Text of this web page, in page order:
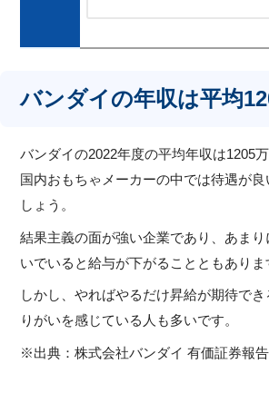
バンダイの年収は平均
バンダイの2022年度の平均年収は1205
国内おもちゃメーカーの中では待遇が
しょう。
結果主義の面が強い企業であり、あま
いでいると給与が下がることともありま
しかし、やればやるだけ昇給が期待で
りがいを感じている人も多いです。
※出典：株式会社バンダイ 有価証券報